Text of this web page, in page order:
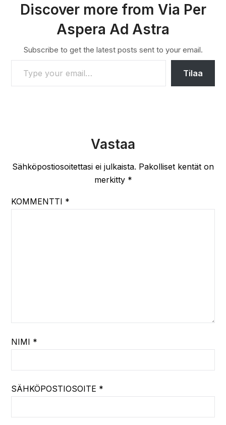
Discover more from Via Per
Aspera Ad Astra
Subscribe to get the latest posts sent to your email.
TYPE YOUR EMAIL…
Tilaa
Vastaa
Sähköpostiosoitettasi ei julkaista. Pakolliset kentät on
merkitty *
KOMMENTTI *
NIMI *
SÄHKÖPOSTIOSOITE *